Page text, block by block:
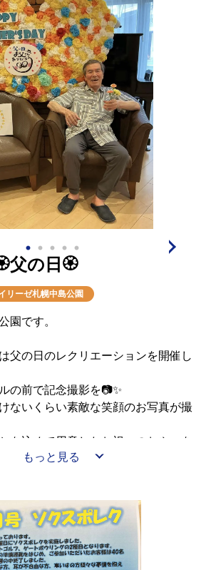
ジ山があり自分好みのビーズやパー
せて通すことができるためオリジナ
。世界にひとつだけのデザインされ
身で作れることが特徴です＼(^o^)／
界に一つだけのオリジナルのボール
ており、素敵な作品ばかりで参加者
ョンが盛り上がりました＼(^o^)／
からも、皆さんビーズやチャームを
、納得のいく作品が出来上がるまで
満足のいく作品に笑顔がこぼれてい
父の日🏵️
リーゼ札幌中島公園
園です。
父の日のレクリエーションを開催し
の前で記念撮影を📷✨
ないくらい素敵な笑顔のお写真が撮
を込めて用意したお祝いのおやつを
温かい一日となりました。
よう努めてまいります。
もっと見る